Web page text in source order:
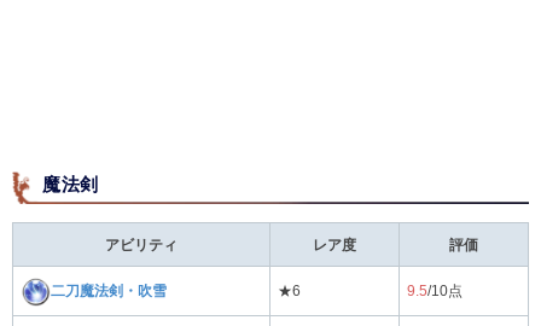
魔法剣
アビリティ レア度 評価
二刀魔法剣・吹雪 ★6 9.5/10点